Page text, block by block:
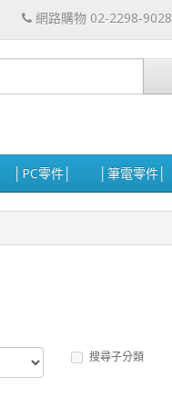
網路購物 02-2298-9028
│PC零件│ │筆電零件│
搜尋子分類